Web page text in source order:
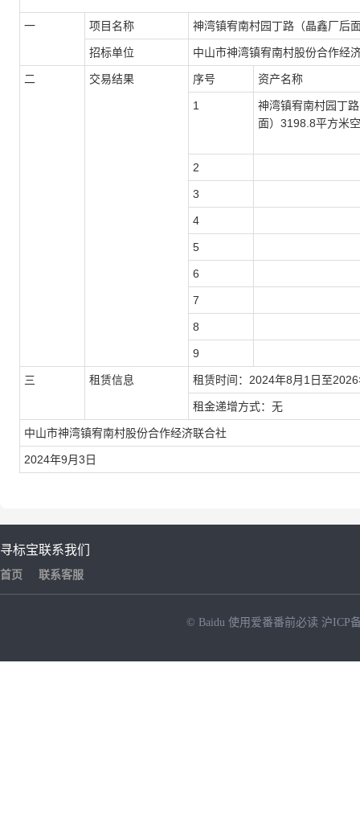
一 项目名称 神湾镇宥南村园丁路（晶鑫厂后
招标单位 中山市神湾镇宥南村股份合作经
二 交易结果 序号 资产名称
1
神湾镇宥南村园丁
面）3198.8平方米
2
3
4
5
6
7
8
9
三 租赁信息 租赁时间：2024年8月1日至
租金递增方式：无
中山市神湾镇宥南村股份合作经济联合社
2024年9月3日
寻标宝
首页
联系我们
联系客服
© Baidu 使用爱番番前必读 沪ICP